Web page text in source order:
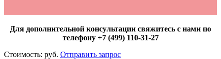
Для дополнительной консультации свяжитесь с нами по
телефону +7 (499) 110-31-27
Стоимость: руб. Отправить запрос